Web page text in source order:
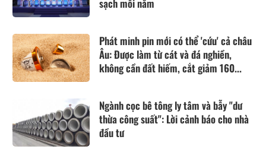
sạch mỗi năm
Phát minh pin mới có thể 'cứu' cả châu
Âu: Được làm từ cát và đá nghiền,
không cần đất hiếm, cắt giảm 160...
Ngành cọc bê tông ly tâm và bẫy "dư
thừa công suất": Lời cảnh báo cho nhà
đầu tư